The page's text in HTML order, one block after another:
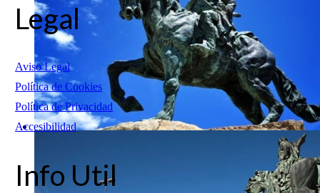
Legal
Aviso Legal
Política de Cookies
Política de Privacidad
Accesibilidad
Info Util